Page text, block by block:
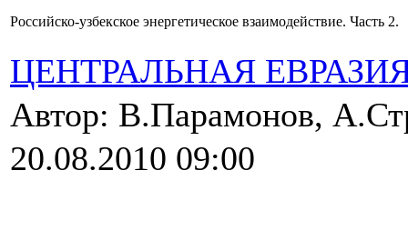
Российско-узбекское энергетическое взаимодействие. Часть 2.
ЦЕНТРАЛЬНАЯ
Автор: В.Парамонов,
20.08.2010 09:00